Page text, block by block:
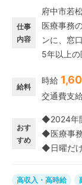
仕事
内容
府中市若
医療事務
ンに、窓口
5年以上
いただけます。 勤務は、日曜・週1
副業をお
給料
時給
交通費支
おす
すめ
◆2024年
◆医療事
◆日曜だ
高収入・高時給